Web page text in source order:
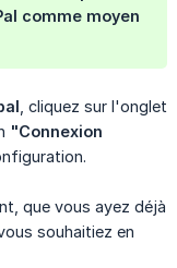
comme moyen
, cliquez sur l'onglet
"Connexion
que vous ayez déjà
souhaitiez en